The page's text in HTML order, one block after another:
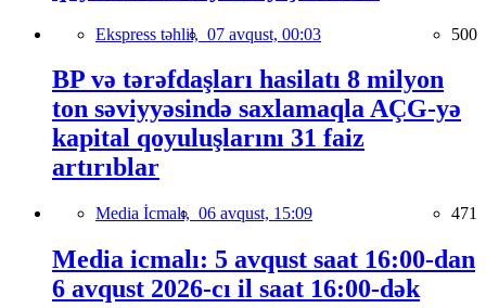
Ekspress təhlil, 07 avqust, 00:03 500
BP və tərəfdaşları hasilatı 8 milyon
ton səviyyəsində saxlamaqla AÇG-yə
kapital qoyuluşlarını 31 faiz
artırıblar
Media İcmalı, 06 avqust, 15:09 471
Media icmalı: 5 avqust saat 16:00-dan
6 avqust 2026-cı il saat 16:00-dək